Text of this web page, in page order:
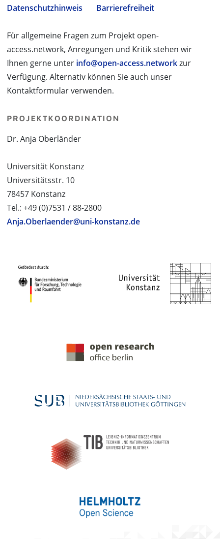
Datenschutzhinweis
Barrierefreiheit
Für allgemeine Fragen zum Projekt open-
access.network, Anregungen und Kritik stehen wir
Ihnen gerne unter info@open-access.networkzur
Verfügung. Alternativ können Sie auch unser
Kontaktformular verwenden.
PROJEKTKOORDINATION
Dr. Anja Oberländer
Universität Konstanz
Universitätsstr. 10
78457 Konstanz
Tel.: +49 (0)7531 / 88-2800
Anja.Oberlaender@uni-konstanz.de